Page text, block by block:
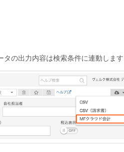
の出力内容は検索条件に連動しま